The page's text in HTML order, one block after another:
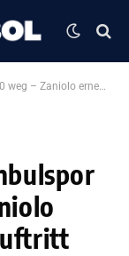
erneut mit starkem Auftritt